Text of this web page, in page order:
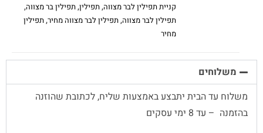
קניית תפילין לבר מצווה,תפילין,תפילין בר מצווה,
תפילין לבר מצווה,תפילין לבר מצווה מחיר,תפילין
מחיר
משלוחים
משלוח עד הבית יתבצע באמצעות שליח, לכתובת שהוזנה
בהזמנה – עד 8 ימי עסקים